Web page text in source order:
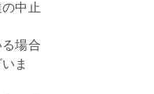
中止
場合
ま